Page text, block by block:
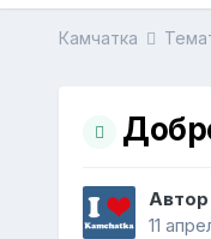
Камчатка
11